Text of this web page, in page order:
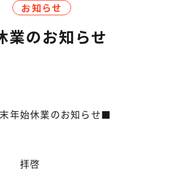
お知らせ
業のお知らせ
年始休業のお知らせ■
拝啓